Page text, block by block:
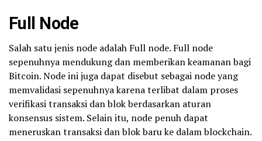
Full Node
Salah satu jenis node adalah Full node. Full node
sepenuhnya mendukung dan memberikan keamanan bagi
Bitcoin. Node ini juga dapat disebut sebagai node yang
memvalidasi sepenuhnya karena terlibat dalam proses
verifikasi transaksi dan blok berdasarkan aturan
konsensus sistem. Selain itu, node penuh dapat
meneruskan transaksi dan blok baru ke dalam blockchain.